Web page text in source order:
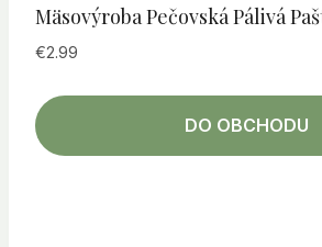
Mäsovýroba Pečovská Pálivá
€2.99
DO OBCHODU